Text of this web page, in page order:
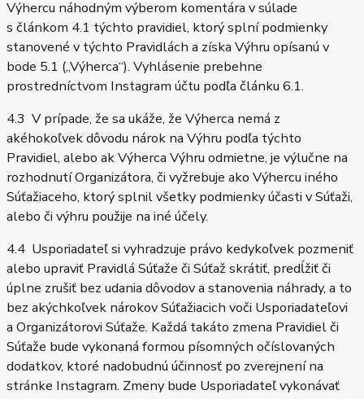
Výhercu náhodným výberom komentára v súlade
s článkom 4.1 týchto pravidiel, ktorý splní podmienky
stanovené v týchto Pravidlách a získa Výhru opísanú v
bode 5.1 („Výherca“). Vyhlásenie prebehne
prostredníctvom Instagram účtu podľa článku 6.1.
4.3 V prípade, že sa ukáže, že Výherca nemá z
akéhokoľvek dôvodu nárok na Výhru podľa týchto
Pravidiel, alebo ak Výherca Výhru odmietne, je výlučne na
rozhodnutí Organizátora, či vyžrebuje ako Výhercu iného
Súťažiaceho, ktorý splnil všetky podmienky účasti v Súťaži,
alebo či výhru použije na iné účely.
4.4 Usporiadateľ si vyhradzuje právo kedykoľvek pozmeniť
alebo upraviť Pravidlá Súťaže či Súťaž skrátiť, predĺžiť či
úplne zrušiť bez udania dôvodov a stanovenia náhrady, a to
bez akýchkoľvek nárokov Súťažiacich voči Usporiadateľovi
a Organizátorovi Súťaže. Každá takáto zmena Pravidiel či
Súťaže bude vykonaná formou písomných očíslovaných
dodatkov, ktoré nadobudnú účinnosť po zverejnení na
stránke Instagram. Zmeny bude Usporiadateľ vykonávať